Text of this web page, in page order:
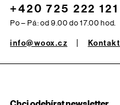
+420 725 222 121
Po – Pá: od 9.00 do 17.00 hod.
info@woox.cz Kontakt